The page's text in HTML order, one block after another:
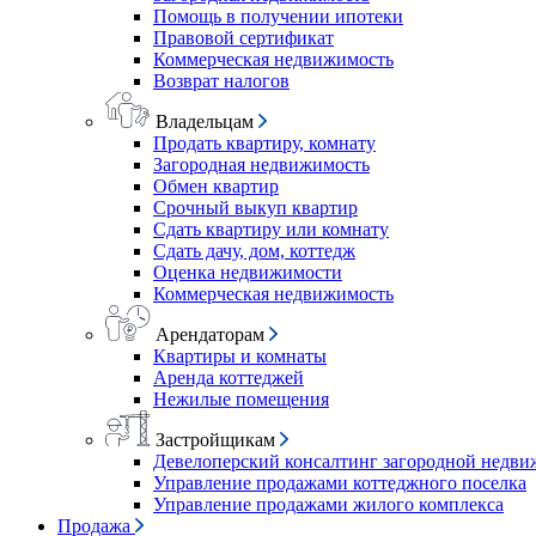
Помощь в получении ипотеки
Правовой сертификат
Коммерческая недвижимость
Возврат налогов
Владельцам
Продать квартиру, комнату
Загородная недвижимость
Обмен квартир
Срочный выкуп квартир
Сдать квартиру или комнату
Сдать дачу, дом, коттедж
Оценка недвижимости
Коммерческая недвижимость
Арендаторам
Квартиры и комнаты
Аренда коттеджей
Нежилые помещения
Застройщикам
Девелоперский консалтинг загородной
Управление продажами коттеджного поселка
Управление продажами жилого комплекса
Продажа